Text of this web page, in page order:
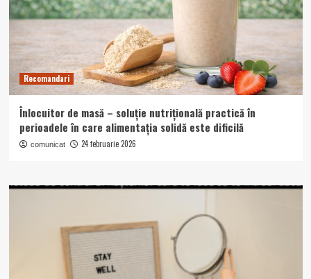
Recomandari
Înlocuitor de masă – soluție nutrițională practică în
perioadele în care alimentația solidă este dificilă
comunicat 24 februarie 2026